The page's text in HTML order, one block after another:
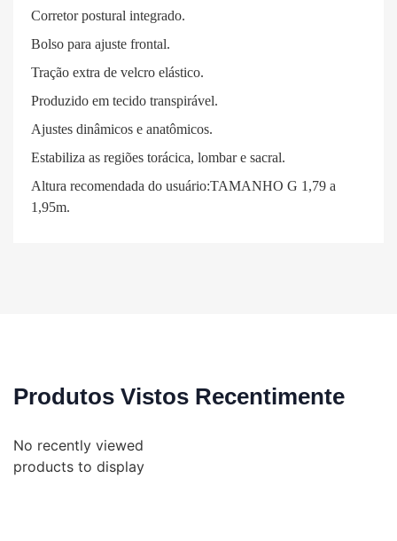
Corretor postural integrado.
Bolso para ajuste frontal.
Tração extra de velcro elástico.
Produzido em tecido transpirável.
Ajustes dinâmicos e anatômicos.
Estabiliza as regiões torácica, lombar e sacral.
Altura recomendada do usuário:TAMANHO G 1,79 a
1,95m.
Produtos Vistos Recentimente
No recently viewed
products to display